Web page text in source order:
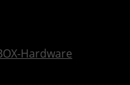
Hardware